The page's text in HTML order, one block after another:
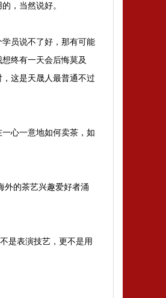
，当然说好。
员说不了好，那有可能
终有一天会后悔莫及
这是天晟人最普通不过
心一意地如何卖茶，如
外的茶艺兴趣爱好者涌
是表演技艺，更不是用